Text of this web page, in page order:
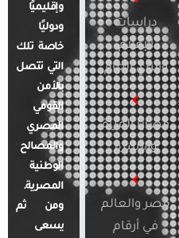
دراسات
الإعلام
والرأي العام
قضايا المرأة
والأسرة
مصر والعالم
في أرقام
وإقليميًا
ودوليًا
خاصة تلك
التي تتصل
بالأمن
القومي
المصري
والمصالح
الوطنية
المصرية.
ومن ثم
يسعى